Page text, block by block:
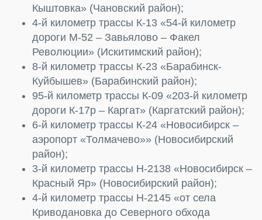
Кыштовка» (Чановский район);
4-й километр трассы К-13 «54-й километр
дороги М-52 – Завьялово – Факел
Революции» (Искитимский район);
8-й километр трассы К-23 «Барабинск-
Куйбышев» (Барабинский район);
95-й километр трассы К-09 «203-й километр
дороги К-17р – Каргат» (Каргатский район);
6-й километр трассы К-24 «Новосибирск –
аэропорт «Толмачево»» (Новосибирский
район);
3-й километр трассы Н-2138 «Новосибирск –
Красный Яр» (Новосибирский район);
4-й километр трассы Н-2145 «от села
Криводановка до Северного обхода